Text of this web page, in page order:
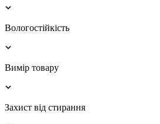
Вологостійкість
Вимір товару
Захист від стирання